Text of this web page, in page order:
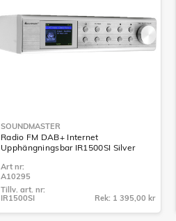
SOUNDMASTER
Radio FM DAB+ Internet
Upphängningsbar IR1500SI Silver
Art nr:
A10295
IR1500SI
Tillv. art. nr:
IR1500SI
Rek: 1 395,00 kr